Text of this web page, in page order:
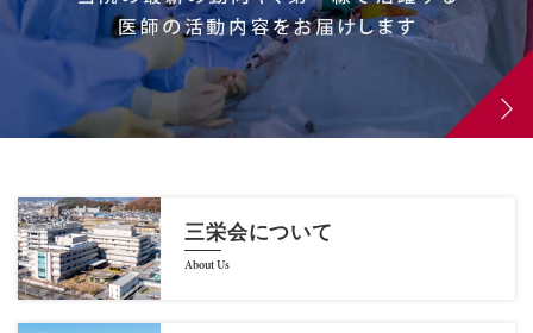
三栄会について
About Us